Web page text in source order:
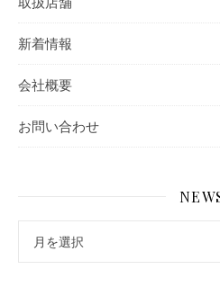
新着情報
会社概要
お問い合わせ